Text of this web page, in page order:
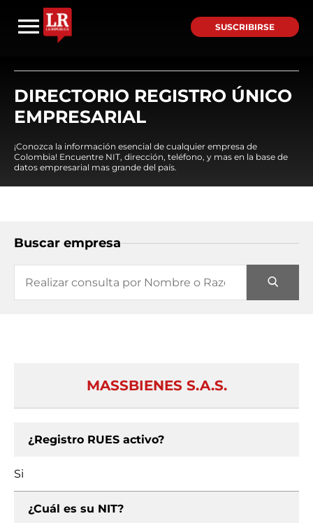
SUSCRIBIRSE
DIRECTORIO REGISTRO ÚNICO
EMPRESARIAL
¡Conozca la información esencial de cualquier empresa de
Colombia! Encuentre NIT, dirección, teléfono, y mas en la base de
datos empresarial mas grande del país.
Buscar empresa
MASSBIENES S.A.S.
¿Registro RUES activo?
Si
¿Cuál es su NIT?